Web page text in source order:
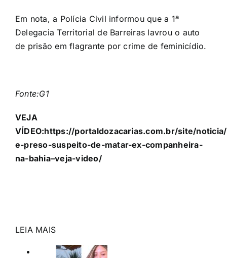
Em nota, a Polícia Civil informou que a 1ª
Delegacia Territorial de Barreiras lavrou o auto
de prisão em flagrante por crime de feminicídio.
Fonte:G1
VEJA
VÍDEO:https://portaldozacarias.com.br/site/
e-preso-suspeito-de-matar-ex-companheira-
na-bahia–veja-video/
LEIA MAIS